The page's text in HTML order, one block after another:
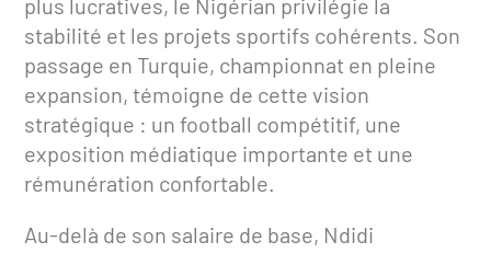
plus lucratives, le Nigérian privilégie la
stabilité et les projets sportifs cohérents. Son
passage en Turquie, championnat en pleine
expansion, témoigne de cette vision
stratégique : un football compétitif, une
exposition médiatique importante et une
rémunération confortable.
Au-delà de son salaire de base, Ndidi